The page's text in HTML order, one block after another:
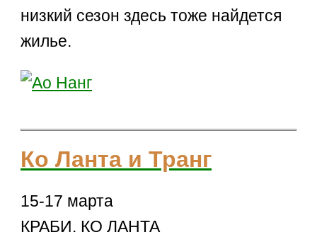
низкий сезон здесь тоже найдется
жилье.
Ко Ланта и Транг
15-17 марта
КРАБИ. КО ЛАНТА